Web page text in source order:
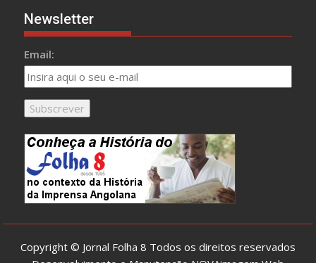
Newsletter
Email:
Copyright © Jornal Folha 8 Todos os direitos reservados